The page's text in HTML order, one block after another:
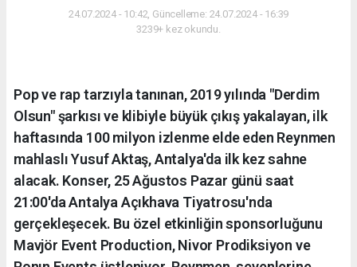
24.07.2024 - 10:42, Güncelleme: 24.07.2024 - 16:39
3239+ kez okundu.
Pop ve rap tarzıyla tanınan, 2019 yılında "Derdim
Olsun" şarkısı ve klibiyle büyük çıkış yakalayan, ilk
haftasında 100 milyon izlenme elde eden Reynmen
mahlaslı Yusuf Aktaş, Antalya'da ilk kez sahne
alacak. Konser, 25 Ağustos Pazar günü saat
21:00'da Antalya Açıkhava Tiyatrosu'nda
gerçekleşecek. Bu özel etkinliğin sponsorluğunu
Mavjör Event Production, Nivor Prodiksiyon ve